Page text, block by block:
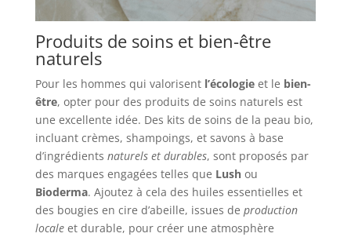
Produits de soins et bien-être
naturels
Pour les hommes qui valorisent l’écologieet le bien-
être, opter pour des produits de soins naturels est
une excellente idée. Des kits de soins de la peau bio,
incluant crèmes, shampoings, et savons à base
d’ingrédients naturels et durables, sont proposés par
des marques engagées telles que Lushou
Bioderma. Ajoutez à cela des huiles essentielles et
des bougies en cire d’abeille, issues de production
localeet durable, pour créer une atmosphère